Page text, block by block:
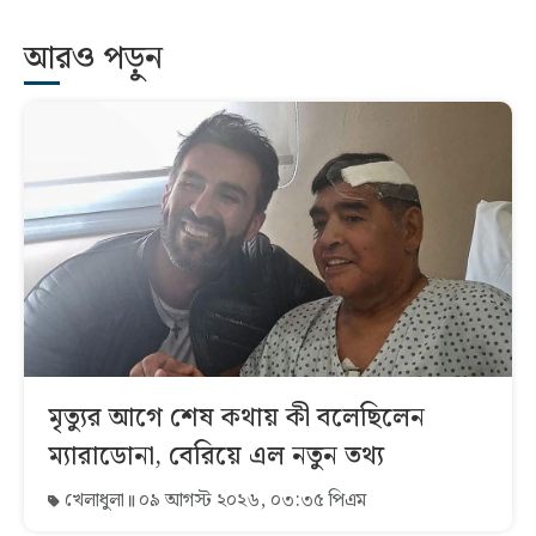
আরও পড়ুন
মৃত্যুর আগে শেষ কথায় কী বলেছিলেন
ম্যারাডোনা, বেরিয়ে এল নতুন তথ্য
খেলাধুলা ০৯ আগস্ট ২০২৬, ০৩:৩৫ পিএম